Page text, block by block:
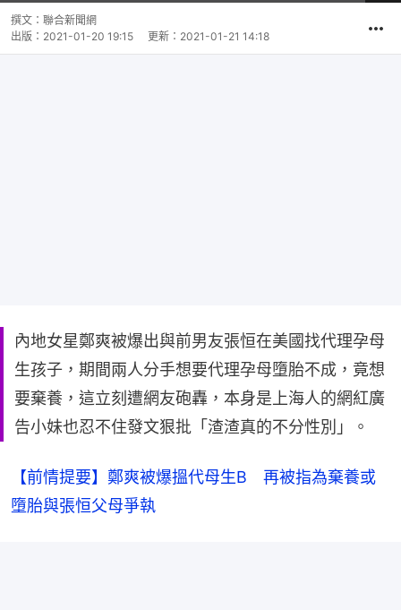
共
撰文： 聯合新聞網
出版： 2021-01-20 19:15 更新： 2021-01-21 14:18
內地女星鄭爽被爆出與前男友張恒在美國找代理孕母
生孩子，期間兩人分手想要代理孕母墮胎不成，竟想
要棄養，這立刻遭網友砲轟，本身是上海人的網紅廣
告小妹也忍不住發文狠批「渣渣真的不分性別」。
【前情提要】鄭爽被爆搵代母生B　再被指為棄養或
墮胎與張恒父母爭執